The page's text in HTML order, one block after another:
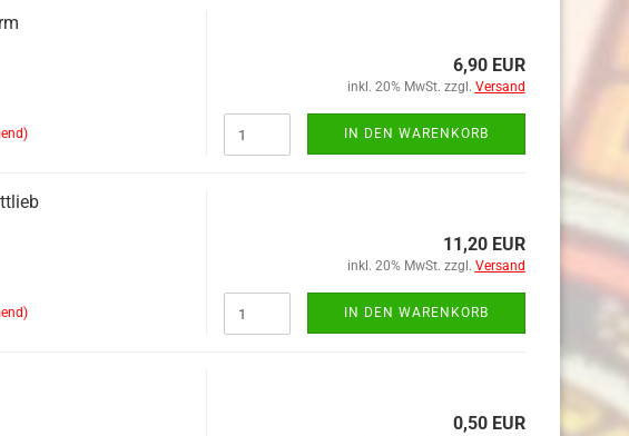
6,90 EUR
inkl. 20% MwSt. zzgl. Versand
IN DEN WARENKORB
11,20 EUR
inkl. 20% MwSt. zzgl. Versand
IN DEN WARENKORB
0,50 EUR